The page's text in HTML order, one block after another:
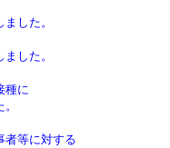
した。
した。
種に
者等に対する